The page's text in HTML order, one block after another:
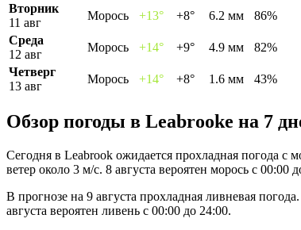
Вторник
11 авг
Морось +13° +8° 6.2 мм
86%
Среда
12 авг
Морось +14° +9° 4.9 мм
82%
Четверг
13 авг
Морось +14° +8° 1.6 мм 43%
Обзор погоды в Leabrookе на 7
Сегодня в Leabrook ожидается прохладная погода
ветер около 3 м/с. 8 августа вероятен морось с 00:00
В прогнозе на 9 августа прохладная ливневая
августа вероятен ливень с 00:00 до 24:00.